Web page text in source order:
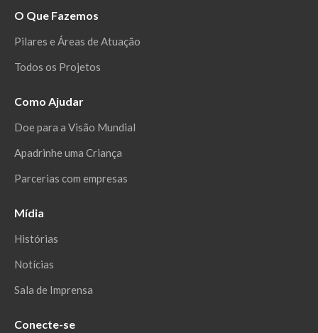
O Que Fazemos
Pilares e Áreas de Atuação
Todos os Projetos
Como Ajudar
Doe para a Visão Mundial
Apadrinhe uma Criança
Parcerias com empresas
Mídia
Histórias
Notícias
Sala de Imprensa
Conecte-se